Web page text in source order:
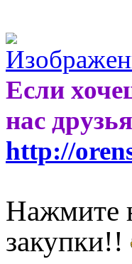
Если
нас
http://
Нажмите
закупки!!